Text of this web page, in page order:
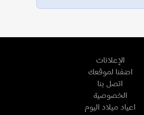
الإعلانات
اضفنا لموقعك
اتصل بنا
الخصوصية
اعياد ميلاد اليوم